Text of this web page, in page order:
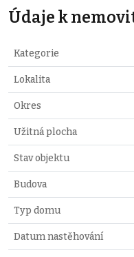
Údaje k
Kategorie
Lokalita
Okres
Užitná plocha
Stav objektu
Budova
Typ domu
Datum nastěhování